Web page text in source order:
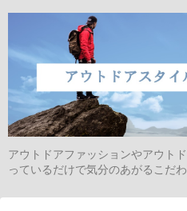
アウトドアファッションやアウト
っているだけで気分のあがるこだ